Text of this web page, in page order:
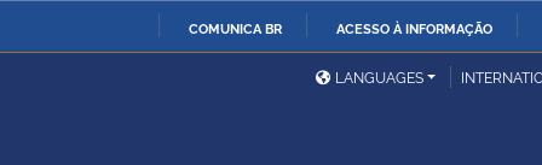
COMUNICA BR ACESSO À INFORMAÇÃO
Ministério da Defesa
Ministério das Relações
ExterioresLANGUAGES